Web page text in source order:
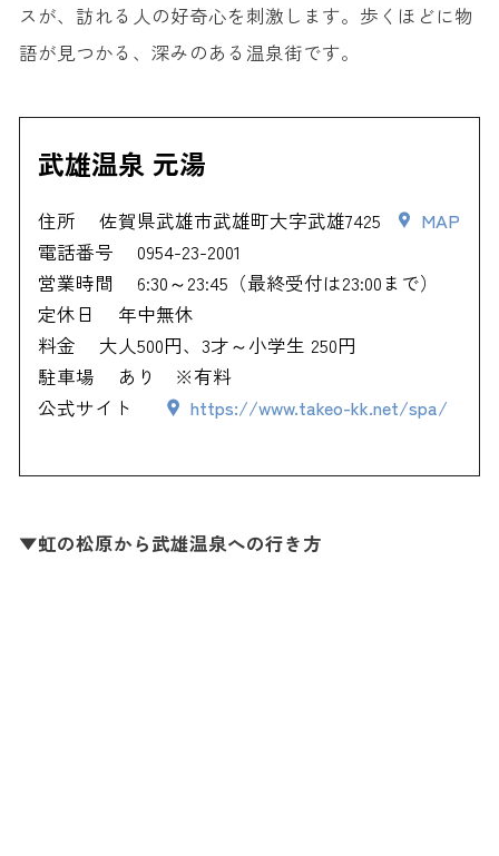
スが、訪れる人の好奇心を刺激します。歩くほどに物
語が見つかる、深みのある温泉街です。
武雄温泉 元湯
住所 佐賀県武雄市武雄町大字武雄7425
MAP
電話番号
0954-23-2001
営業時間
6:30～23:45（最終受付は23:00まで）
定休日
年中無休
料金
大人500円、3才～小学生 250円
駐車場
あり ※有料
公式サイト
https://www.takeo-kk.net/spa/
▼虹の松原から武雄温泉への行き方